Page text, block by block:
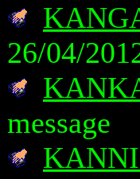
26/04/
message